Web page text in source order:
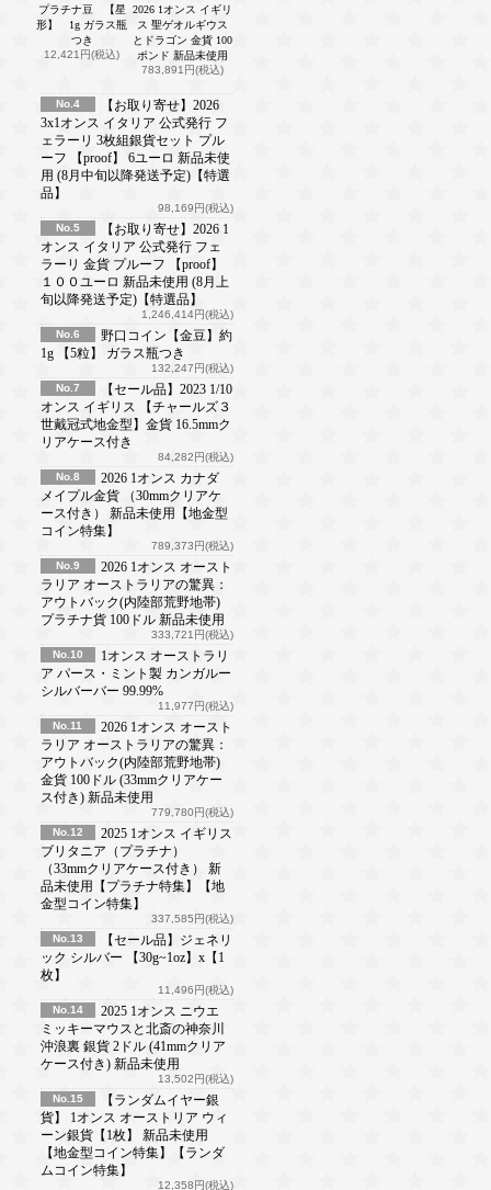
プラチナ豆 【星
形】 1g ガラス瓶
つき
12,421円(税込)
2026 1オンス イギリ
ス 聖ゲオルギウス
とドラゴン 金貨 100
ポンド 新品未使用
783,891円(税込)
No.4
【お取り寄せ】2026
3x1オンス イタリア 公式発行 フ
ェラーリ 3枚組銀貨セット プル
ーフ 【proof】 6ユーロ 新品未使
用 (8月中旬以降発送予定)【特選
品】
98,169円(税込)
No.5
【お取り寄せ】2026 1
オンス イタリア 公式発行 フェ
ラーリ 金貨 プルーフ 【proof】
１００ユーロ 新品未使用 (8月上
旬以降発送予定)【特選品】
1,246,414円(税込)
No.6
野口コイン【金豆】約
1g 【5粒】 ガラス瓶つき
132,247円(税込)
No.7
【セール品】2023 1/10
オンス イギリス 【チャールズ３
世戴冠式地金型】金貨 16.5mmク
リアケース付き
84,282円(税込)
No.8
2026 1オンス カナダ
メイプル金貨 （30mmクリアケ
ース付き） 新品未使用【地金型
コイン特集】
789,373円(税込)
No.9
2026 1オンス オースト
ラリア オーストラリアの驚異：
アウトバック(内陸部荒野地帯)
プラチナ貨 100ドル 新品未使用
333,721円(税込)
No.10
1オンス オーストラリ
ア パース・ミント製 カンガルー
シルバーバー 99.99%
11,977円(税込)
No.11
2026 1オンス オースト
ラリア オーストラリアの驚異：
アウトバック(内陸部荒野地帯)
金貨 100ドル (33mmクリアケー
ス付き) 新品未使用
779,780円(税込)
No.12
2025 1オンス イギリス
ブリタニア（プラチナ）
（33mmクリアケース付き） 新
品未使用【プラチナ特集】【地
金型コイン特集】
337,585円(税込)
No.13
【セール品】ジェネリ
ック シルバー 【30g~1oz】x【1
枚】
11,496円(税込)
No.14
2025 1オンス ニウエ
ミッキーマウスと北斎の神奈川
沖浪裏 銀貨 2ドル (41mmクリア
ケース付き) 新品未使用
13,502円(税込)
No.15
【ランダムイヤー銀
貨】 1オンス オーストリア ウィ
ーン銀貨【1枚】 新品未使用
【地金型コイン特集】【ランダ
ムコイン特集】
12,358円(税込)